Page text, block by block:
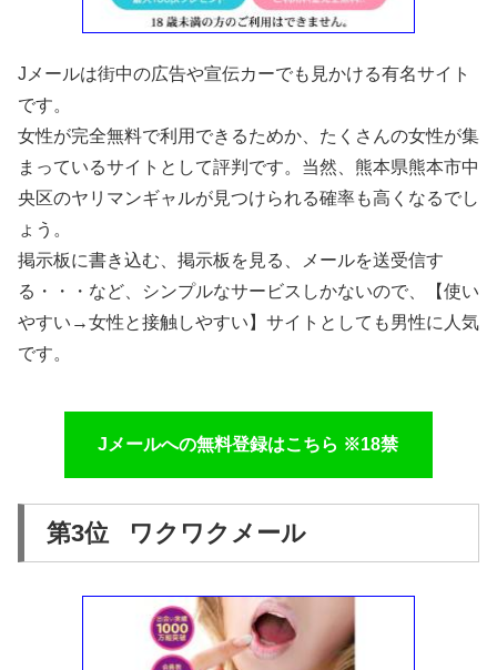
Jメールは街中の広告や宣伝カーでも見かける有名サイト
です。
女性が完全無料で利用できるためか、たくさんの女性が集
まっているサイトとして評判です。当然、熊本県熊本市中
央区のヤリマンギャルが見つけられる確率も高くなるでし
ょう。
掲示板に書き込む、掲示板を見る、メールを送受信す
る・・・など、シンプルなサービスしかないので、【使い
やすい→女性と接触しやすい】サイトとしても男性に人気
です。
Jメールへの無料登録はこちら ※18禁
第3位 ワクワクメール